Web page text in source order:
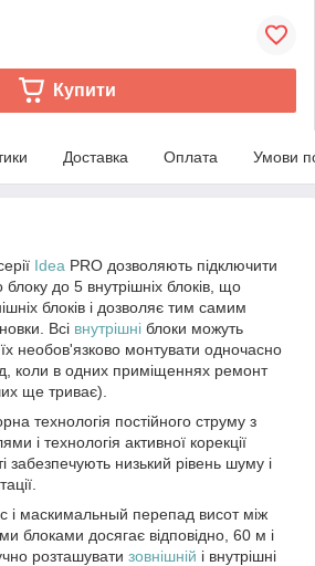
Купити
Доставка Оплата Умови
Idea PRO дозволяють підключити
до 5 внутрішніх блоків, що
блоків і дозволяє тим самим
Всі внутрішні блоки можуть
необов'язково монтувати одночасно
коли в одних приміщеннях ремонт
ще триває).
технологія постійного струму з
і технологія активної корекції
забезпечують низький рівень шуму і
і маскимальный перепад висот між
блоками досягає відповідно, 60 м і
розташувати зовнішній і внутрішні